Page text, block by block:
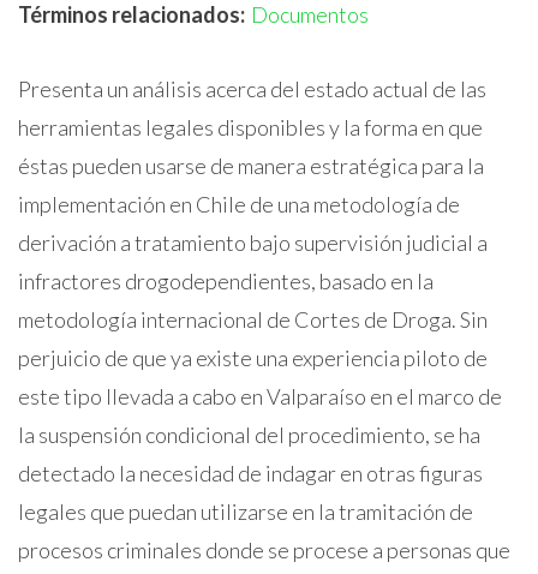
Términos relacionados: Documentos
Presenta un análisis acerca del estado actual de las
herramientas legales disponibles y la forma en que
éstas pueden usarse de manera estratégica para la
implementación en Chile de una metodología de
derivación a tratamiento bajo supervisión judicial a
infractores drogodependientes, basado en la
metodología internacional de Cortes de Droga. Sin
perjuicio de que ya existe una experiencia piloto de
este tipo llevada a cabo en Valparaíso en el marco de
la suspensión condicional del procedimiento, se ha
detectado la necesidad de indagar en otras figuras
legales que puedan utilizarse en la tramitación de
procesos criminales donde se procese a personas que